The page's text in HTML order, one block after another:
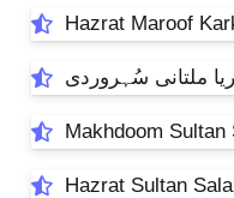
Hazrat Maroof
Hazrat Sultan